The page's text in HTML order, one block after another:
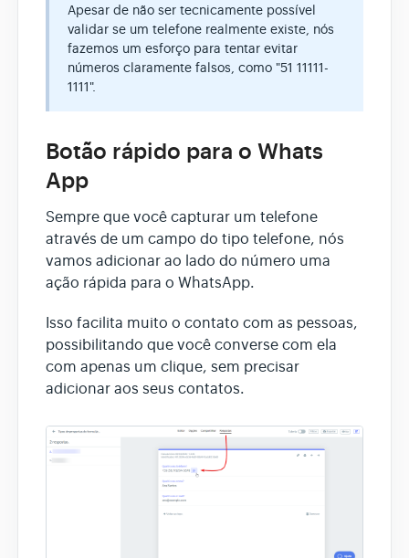
Apesar de não ser tecnicamente possível
validar se um telefone realmente existe, nós
fazemos um esforço para tentar evitar
números claramente falsos, como "51 11111-
1111".
Botão rápido para o Whats
App
Sempre que você capturar um telefone
através de um campo do tipo telefone, nós
vamos adicionar ao lado do número uma
ação rápida para o WhatsApp.
Isso facilita muito o contato com as pessoas,
possibilitando que você converse com ela
com apenas um clique, sem precisar
adicionar aos seus contatos.